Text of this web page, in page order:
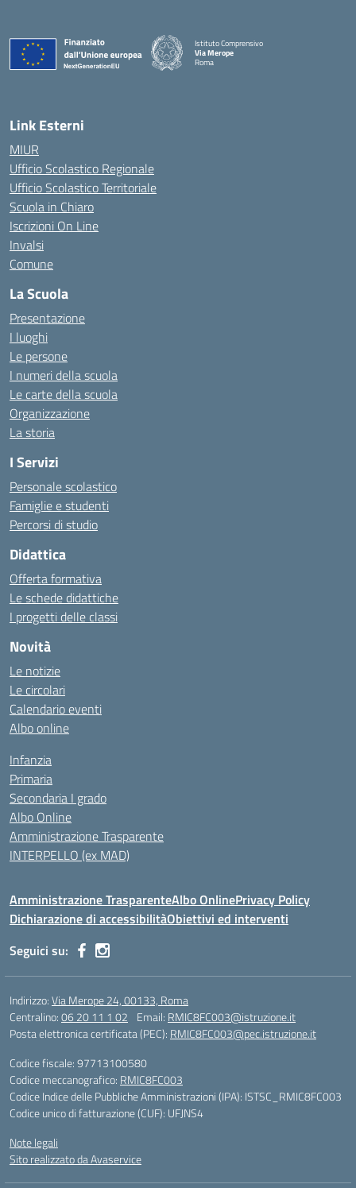
Istituto Comprensivo
Via Merope
Roma
Link Esterni
MIUR
Ufficio Scolastico Regionale
Ufficio Scolastico Territoriale
Scuola in Chiaro
Iscrizioni On Line
Invalsi
Comune
La Scuola
Presentazione
I luoghi
Le persone
I numeri della scuola
Le carte della scuola
Organizzazione
La storia
I Servizi
Personale scolastico
Famiglie e studenti
Percorsi di studio
Didattica
Offerta formativa
Le schede didattiche
I progetti delle classi
Novità
Le notizie
Le circolari
Calendario eventi
Albo online
Infanzia
Primaria
Secondaria I grado
Albo Online
Amministrazione Trasparente
INTERPELLO (ex MAD)
Amministrazione TrasparenteAlbo OnlinePrivacy Policy
Dichiarazione di accessibilitàObiettivi ed interventi
Seguici su:
Indirizzo:Via Merope 24, 00133, Roma
Centralino:06 20 11 1 02 Email: RMIC8FC003@istruzione.it
Posta elettronica certificata (PEC): RMIC8FC003@pec.istruzione.it
Codice fiscale: 97713100580
Codice meccanografico: RMIC8FC003
Codice Indice delle Pubbliche Amministrazioni (IPA): ISTSC_RMIC8FC003
Codice unico di fatturazione (CUF): UFJNS4
Note legali
Sito realizzato da Avaservice